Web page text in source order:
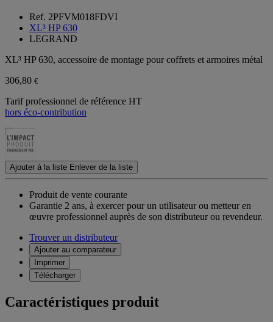
Ref. 2PFVM018FDVI
XL³ HP 630
LEGRAND
XL³ HP 630, accessoire de montage pour coffrets et armoires métal
306,80 €
Tarif professionnel de référence HT
hors éco-contribution
Ajouter à la liste Enlever de la liste
Produit de vente courante
Garantie 2 ans, à exercer pour un utilisateur ou metteur en
œuvre professionnel auprès de son distributeur ou revendeur.
Trouver un distributeur
Ajouter au comparateur
Imprimer
Télécharger
Caractéristiques produit